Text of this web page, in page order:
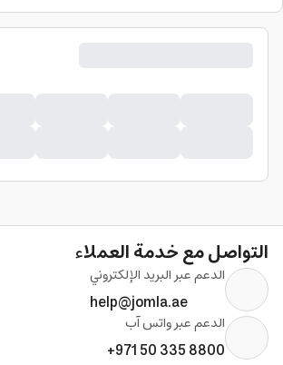
التواصل مع خدمة العملاء
الدعم عبر البريد الإلكتروني
help@jomla.ae
الدعم عبر واتس آب
+971 50 335 8800